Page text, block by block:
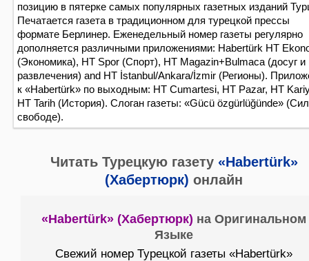
позицию в пятерке самых популярных газетных изданий
Печатается газета в традиционном для турецкой прессы
формате Берлинер. Еженедельный номер газеты регулярно
дополняется различными приложениями: Habertürk HT
(Экономика), HT Spor (Спорт), HT Magazin+Bulmaca (досуг и
развлечения) and HT İstanbul/Ankara/İzmir (Регионы).
к «Habertürk» по выходным: HT Cumartesi, HT Pazar, HT
HT Tarih (История). Слоган газеты: «Gücü özgürlüğünde»
свободе).
Читать Турецкую газету «Habertürk»
(Хабертюрк) онлайн
«Habertürk» (Хабертюрк) на Оригинальном
Языке
Свежий номер Турецкой газеты «Habertürk»